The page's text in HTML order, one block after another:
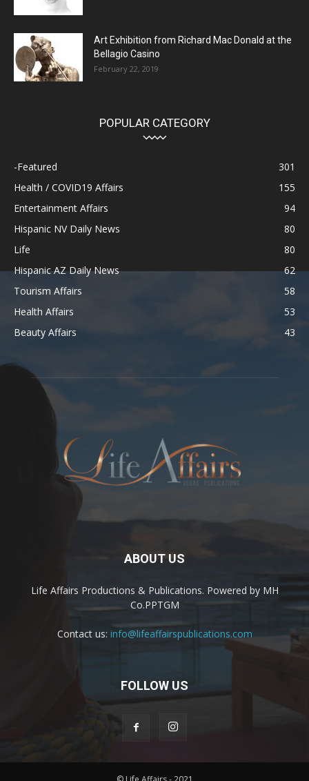
Art Exhibition from Richard Mac Donald at the
Bellagio Casino
February 22, 2019
POPULAR CATEGORY
-Featured
301
Health / COVID19 Affairs
155
Entertainment Affairs
94
Hispanic NV Daily News
80
Life
80
Hispanic AZ Daily News
62
Tourism Affairs
58
Health Affairs
53
Beauty Affairs
43
ABOUT US
Life Affairs Productions & Publications. Powered by MH
Co.PPTGM
Contact us: info@lifeaffairspublications.com
FOLLOW US